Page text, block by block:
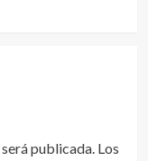
publicada. Los